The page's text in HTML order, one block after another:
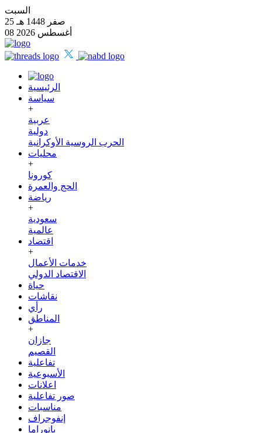
السبت
25 صفر 1448 هـ
08 أغسطس 2026
الرئيسية
سياسة
+
عربية
دولية
الحرب الروسية الأوكرانية
محليات
+
كورونا
الحج والعمرة
رياضة
+
سعودية
عالمية
اقتصاد
+
خدمات الأعمال
الاقتصاد الدولي
حياة
نقاشات
رأي
المناطق
+
جازان
القصيم
تفاعلية
الأسبوعية
اعلانات
صور تفاعلية
مناسبات
إنفوجراف
بانوراما